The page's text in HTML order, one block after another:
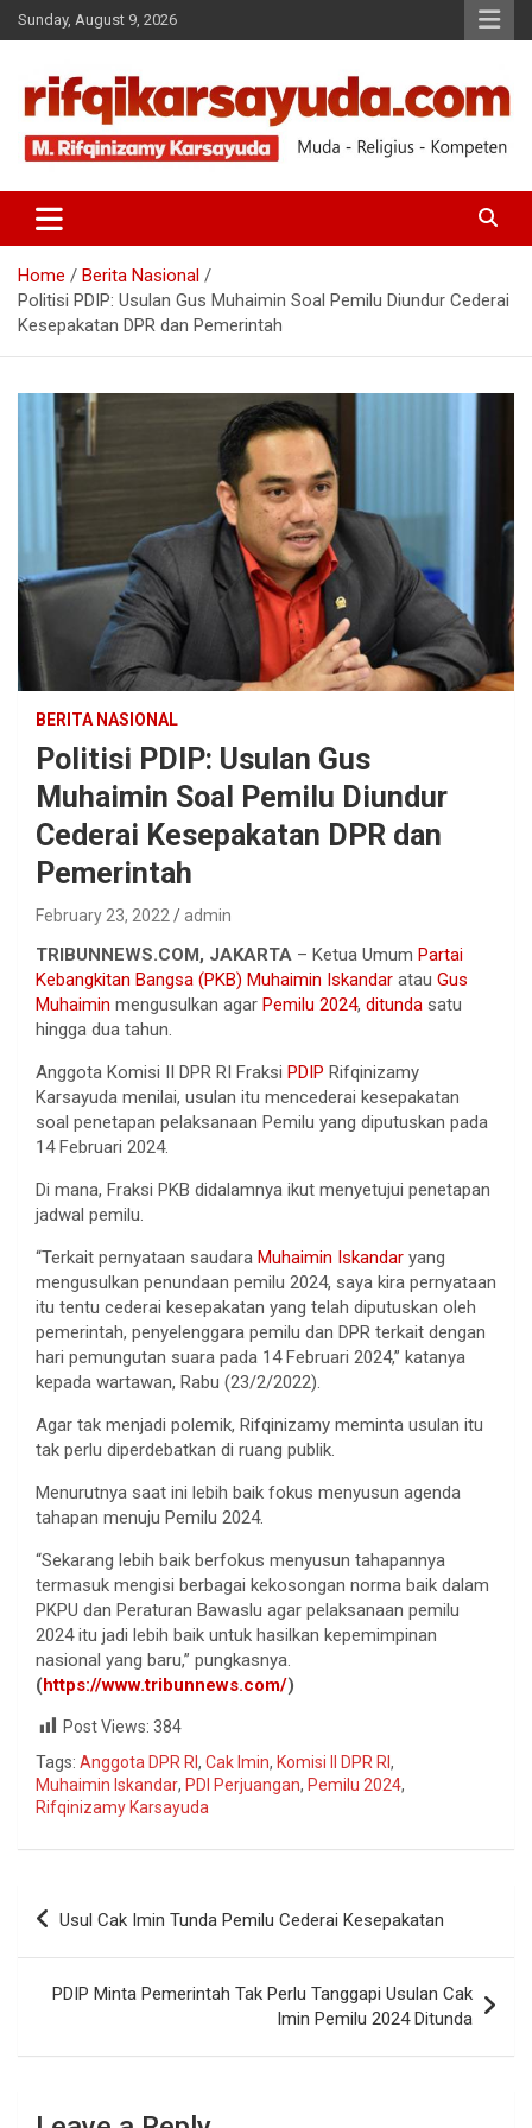
Sunday, August 9, 2026
RIFQI KARSAYUDA
Home
Berita Nasional
Politisi PDIP: Usulan Gus Muhaimin Soal Pemilu Diundur Cederai
Kesepakatan DPR dan Pemerintah
BERITA NASIONAL
Politisi PDIP: Usulan Gus
Muhaimin Soal Pemilu Diundur
Cederai Kesepakatan DPR dan
Pemerintah
February 23, 2022 admin
TRIBUNNEWS.COM, JAKARTA – Ketua Umum Partai
Kebangkitan Bangsa (PKB) Muhaimin Iskandar atau Gus
Muhaimin mengusulkan agar Pemilu 2024, ditunda satu
hingga dua tahun.
Anggota Komisi II DPR RI Fraksi PDIP Rifqinizamy
Karsayuda menilai, usulan itu mencederai kesepakatan
soal penetapan pelaksanaan Pemilu yang diputuskan pada
14 Februari 2024.
Di mana, Fraksi PKB didalamnya ikut menyetujui penetapan
jadwal pemilu.
“Terkait pernyataan saudara Muhaimin Iskandar yang
mengusulkan penundaan pemilu 2024, saya kira pernyataan
itu tentu cederai kesepakatan yang telah diputuskan oleh
pemerintah, penyelenggara pemilu dan DPR terkait dengan
hari pemungutan suara pada 14 Februari 2024,” katanya
kepada wartawan, Rabu (23/2/2022).
Agar tak menjadi polemik, Rifqinizamy meminta usulan itu
tak perlu diperdebatkan di ruang publik.
Menurutnya saat ini lebih baik fokus menyusun agenda
tahapan menuju Pemilu 2024.
“Sekarang lebih baik berfokus menyusun tahapannya
termasuk mengisi berbagai kekosongan norma baik dalam
PKPU dan Peraturan Bawaslu agar pelaksanaan pemilu
2024 itu jadi lebih baik untuk hasilkan kepemimpinan
nasional yang baru,” pungkasnya.
(https://www.tribunnews.com/)
Post Views: 384
Tags: Anggota DPR RI , Cak Imin, Komisi II DPR RI ,
Muhaimin Iskandar, PDI Perjuangan, Pemilu 2024,
Rifqinizamy Karsayuda
Usul Cak Imin Tunda Pemilu Cederai Kesepakatan
PDIP Minta Pemerintah Tak Perlu Tanggapi Usulan Cak
Imin Pemilu 2024 Ditunda